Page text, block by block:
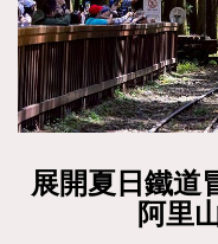
展開夏日鐵道
阿里